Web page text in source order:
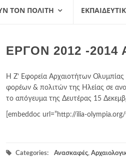
ΤΟΝ ΠΟΛΊΤΗ
ΕΡΓΟΝ 2012 -2014
Η Ζ’ Εφορεία Αρχαιοτήτων
φορέων & πολιτών της Ηλείας σε
το απόγευμα της Δευτέρας 15
[embeddoc url=”http://ilia-
Categories: Ανασκαφές,